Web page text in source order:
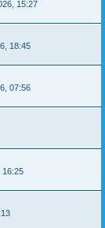
15:27
18:45
07:56
16:25